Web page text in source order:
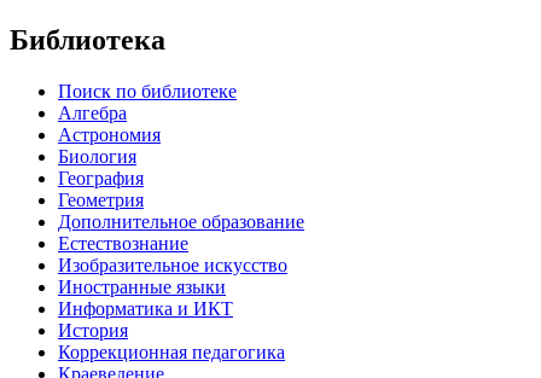
Библиотека
Поиск по библиотеке
Алгебра
Астрономия
Биология
География
Геометрия
Дополнительное образование
Естествознание
Изобразительное искусство
Иностранные языки
Информатика и ИКТ
История
Коррекционная педагогика
Краеведение